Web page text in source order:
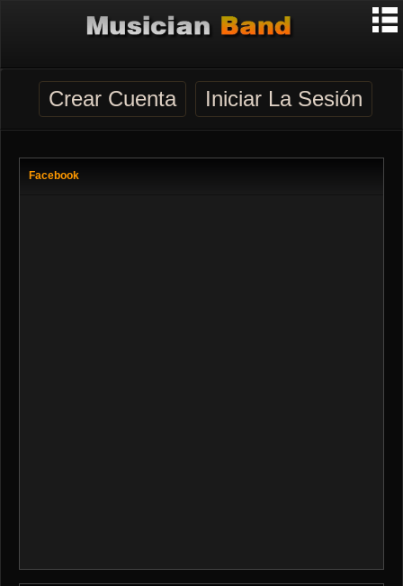
Crear Cuenta Iniciar La Sesión
Facebook